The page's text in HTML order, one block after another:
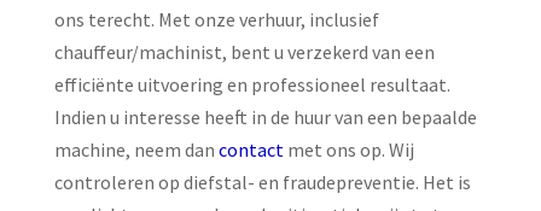
ons terecht. Met onze verhuur, inclusief
chauffeur/machinist, bent u verzekerd van een
efficiënte uitvoering en professioneel resultaat.
Indien u interesse heeft in de huur van een bepaalde
machine, neem dan contactmet ons op. Wij
controleren op diefstal- en fraudepreventie. Het is